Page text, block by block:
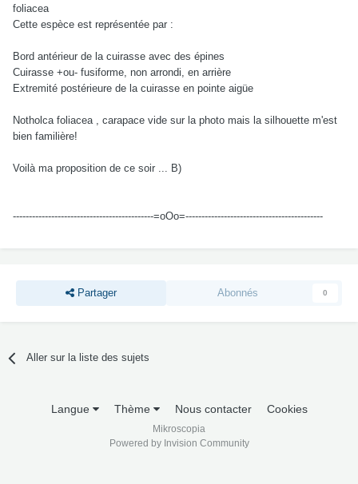
foliacea
Cette espèce est représentée par :
Bord antérieur de la cuirasse avec des épines
Cuirasse +ou- fusiforme, non arrondi, en arrière
Extremité postérieure de la cuirasse en pointe aigüe
Notholca foliacea , carapace vide sur la photo mais la silhouette m'est
bien familière!
Voilà ma proposition de ce soir ... B)
--------------------------------------------=oOo=-------------------------------------------
Partager Abonnés 0
Aller sur la liste des sujets
Langue Thème Nous contacter Cookies
Mikroscopia
Powered by Invision Community